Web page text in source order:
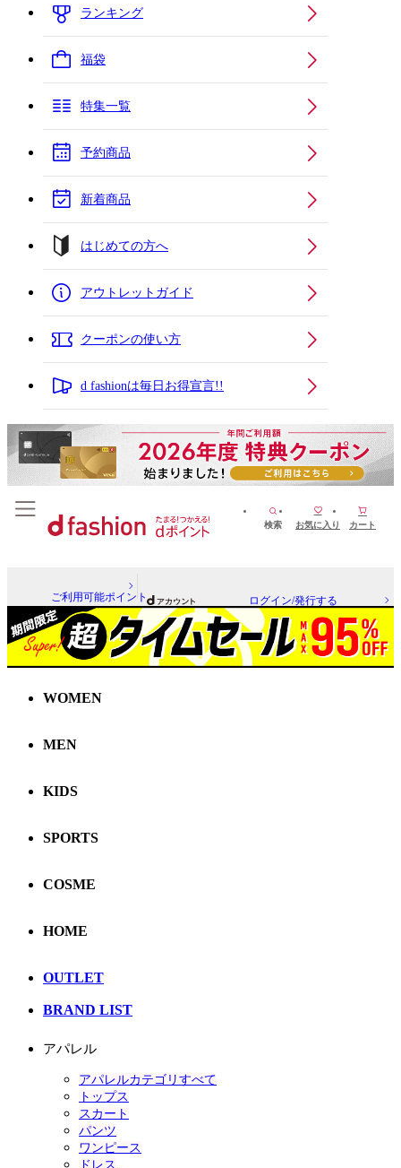
ランキング
福袋
特集一覧
予約商品
新着商品
はじめての方へ
アウトレットガイド
クーポンの使い方
d fashionは毎日お得宣言!!
検索 お気に入り カート
ご利用可能ポイント ログイン/発行する
WOMEN
MEN
KIDS
SPORTS
COSME
HOME
OUTLET
BRAND LIST
アパレル
アパレルカテゴリすべて
トップス
スカート
パンツ
ワンピース
ドレス